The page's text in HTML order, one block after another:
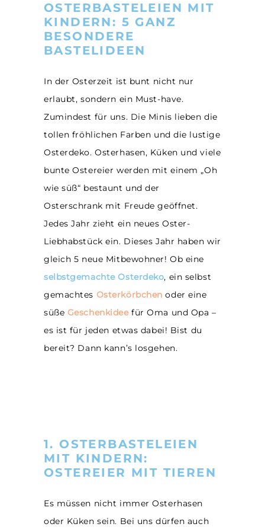
OSTERBASTELEIEN MIT
KINDERN: 5 GANZ
BESONDERE
BASTELIDEEN
In der Osterzeit ist bunt nicht nur
erlaubt, sondern ein Must-have.
Zumindest für uns. Die Minis lieben die
tollen fröhlichen Farben und die lustige
Osterdeko. Osterhasen, Küken und viele
bunte Ostereier werden mit einem „Oh
wie süß“ bestaunt und der
Osterschrank mit Freude geöffnet.
Jedes Jahr zieht ein neues Oster-
Liebhabstück ein. Dieses Jahr haben wir
gleich 5 neue Mitbewohner! Ob eine
selbstgemachte Osterdeko, ein selbst
gemachtes Osterkörbchen oder eine
süße Geschenkideefür Oma und Opa –
es ist für jeden etwas dabei! Bist du
bereit? Dann kann’s losgehen.
1. OSTERBASTELEIEN
MIT KINDERN:
OSTEREIER MIT TIEREN
Es müssen nicht immer Osterhasen
oder Küken sein. Bei uns dürfen auch